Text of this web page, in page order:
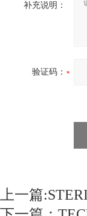
补充说明：
验证码：
上一篇: